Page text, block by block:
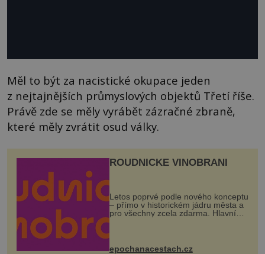
Měl to být za nacistické okupace jeden
z nejtajnějších průmyslových objektů Třetí říše.
Právě zde se měly vyrábět zázračné zbraně,
které měly zvrátit osud války.
ROUDNICKÉ VINOBRANÍ
Letos poprvé podle nového konceptu
– přímo v historickém jádru města a
pro všechny zcela zdarma. Hlavní
program se odehraje na Karlově a
mohou těšit na víno, burčák, pes...
epochanacestach.cz